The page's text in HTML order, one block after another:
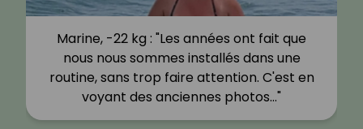
Marine, -22 kg : "Les années ont fait que
nous nous sommes installés dans une
routine, sans trop faire attention. C'est en
voyant des anciennes photos…"